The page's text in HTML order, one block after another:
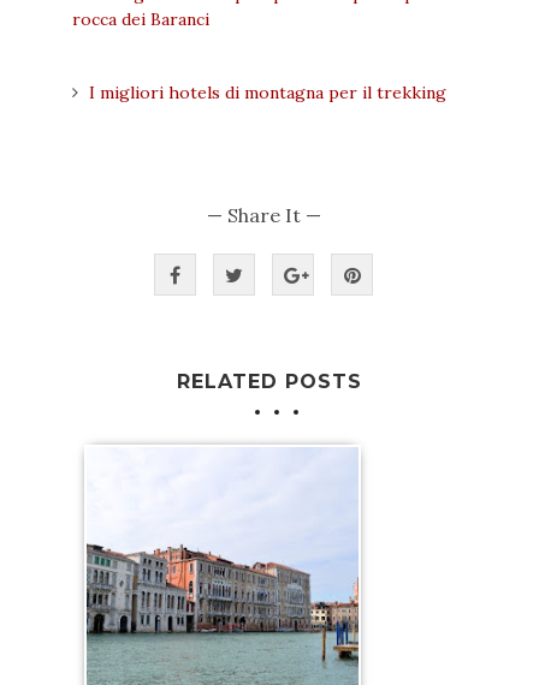
rocca dei Baranci
I migliori hotels di montagna per il trekking
— Share It —
RELATED POSTS